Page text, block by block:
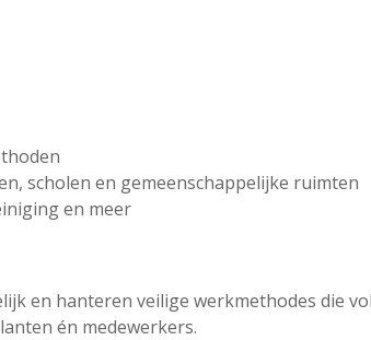
scholen en gemeenschappelijke ruimten
en meer
en hanteren veilige werkmethodes die
én medewerkers.